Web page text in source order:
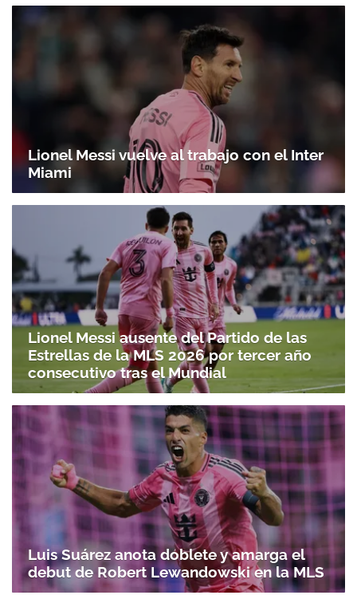
Lionel Messi vuelve al trabajo con el Inter
Miami
Lionel Messi ausente del Partido de las
Estrellas de la MLS 2026 por tercer año
consecutivo tras el Mundial
Luis Suárez anota doblete y amarga el
debut de Robert Lewandowski en la MLS